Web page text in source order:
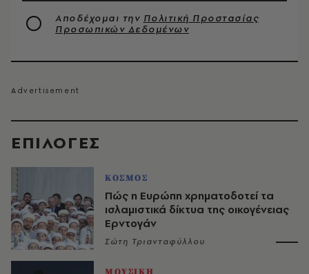
EΠΙΛΟΓΈΣ
ΚΟΣΜΟΣ
Πώς η Ευρώπη χρηματοδοτεί τα
ισλαμιστικά δίκτυα της οικογένειας
Ερντογάν
Σώτη Τριανταφύλλου
Αποδέχομαι την Πολιτική Προστασίας
Προσωπικών Δεδομένων